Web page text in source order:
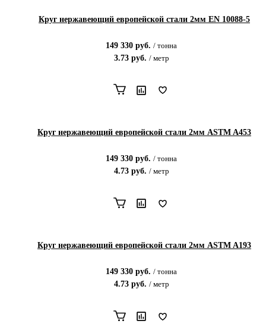
Круг нержавеющий европейской стали 2мм EN 10088-5
149 330 руб. / тонна
3.73руб. / метр
Круг нержавеющий европейской стали 2мм ASTM A453
149 330 руб. / тонна
4.73руб. / метр
Круг нержавеющий европейской стали 2мм ASTM A193
149 330 руб. / тонна
4.73руб. / метр